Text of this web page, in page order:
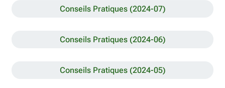
Conseils Pratiques (2024-07)
Conseils Pratiques (2024-06)
Conseils Pratiques (2024-05)